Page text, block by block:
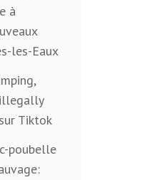
à
les-Eaux
Tiktok
poubelle